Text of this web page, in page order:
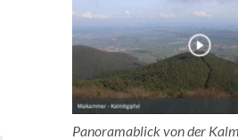
Panoramablick von der